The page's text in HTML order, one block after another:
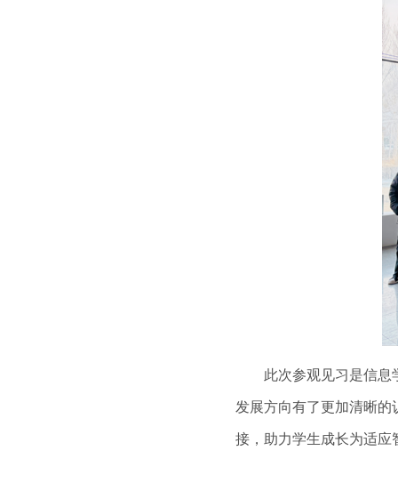
此次参观见习是信息学
发展方向有了更加清晰
接，助力学生成长为适应